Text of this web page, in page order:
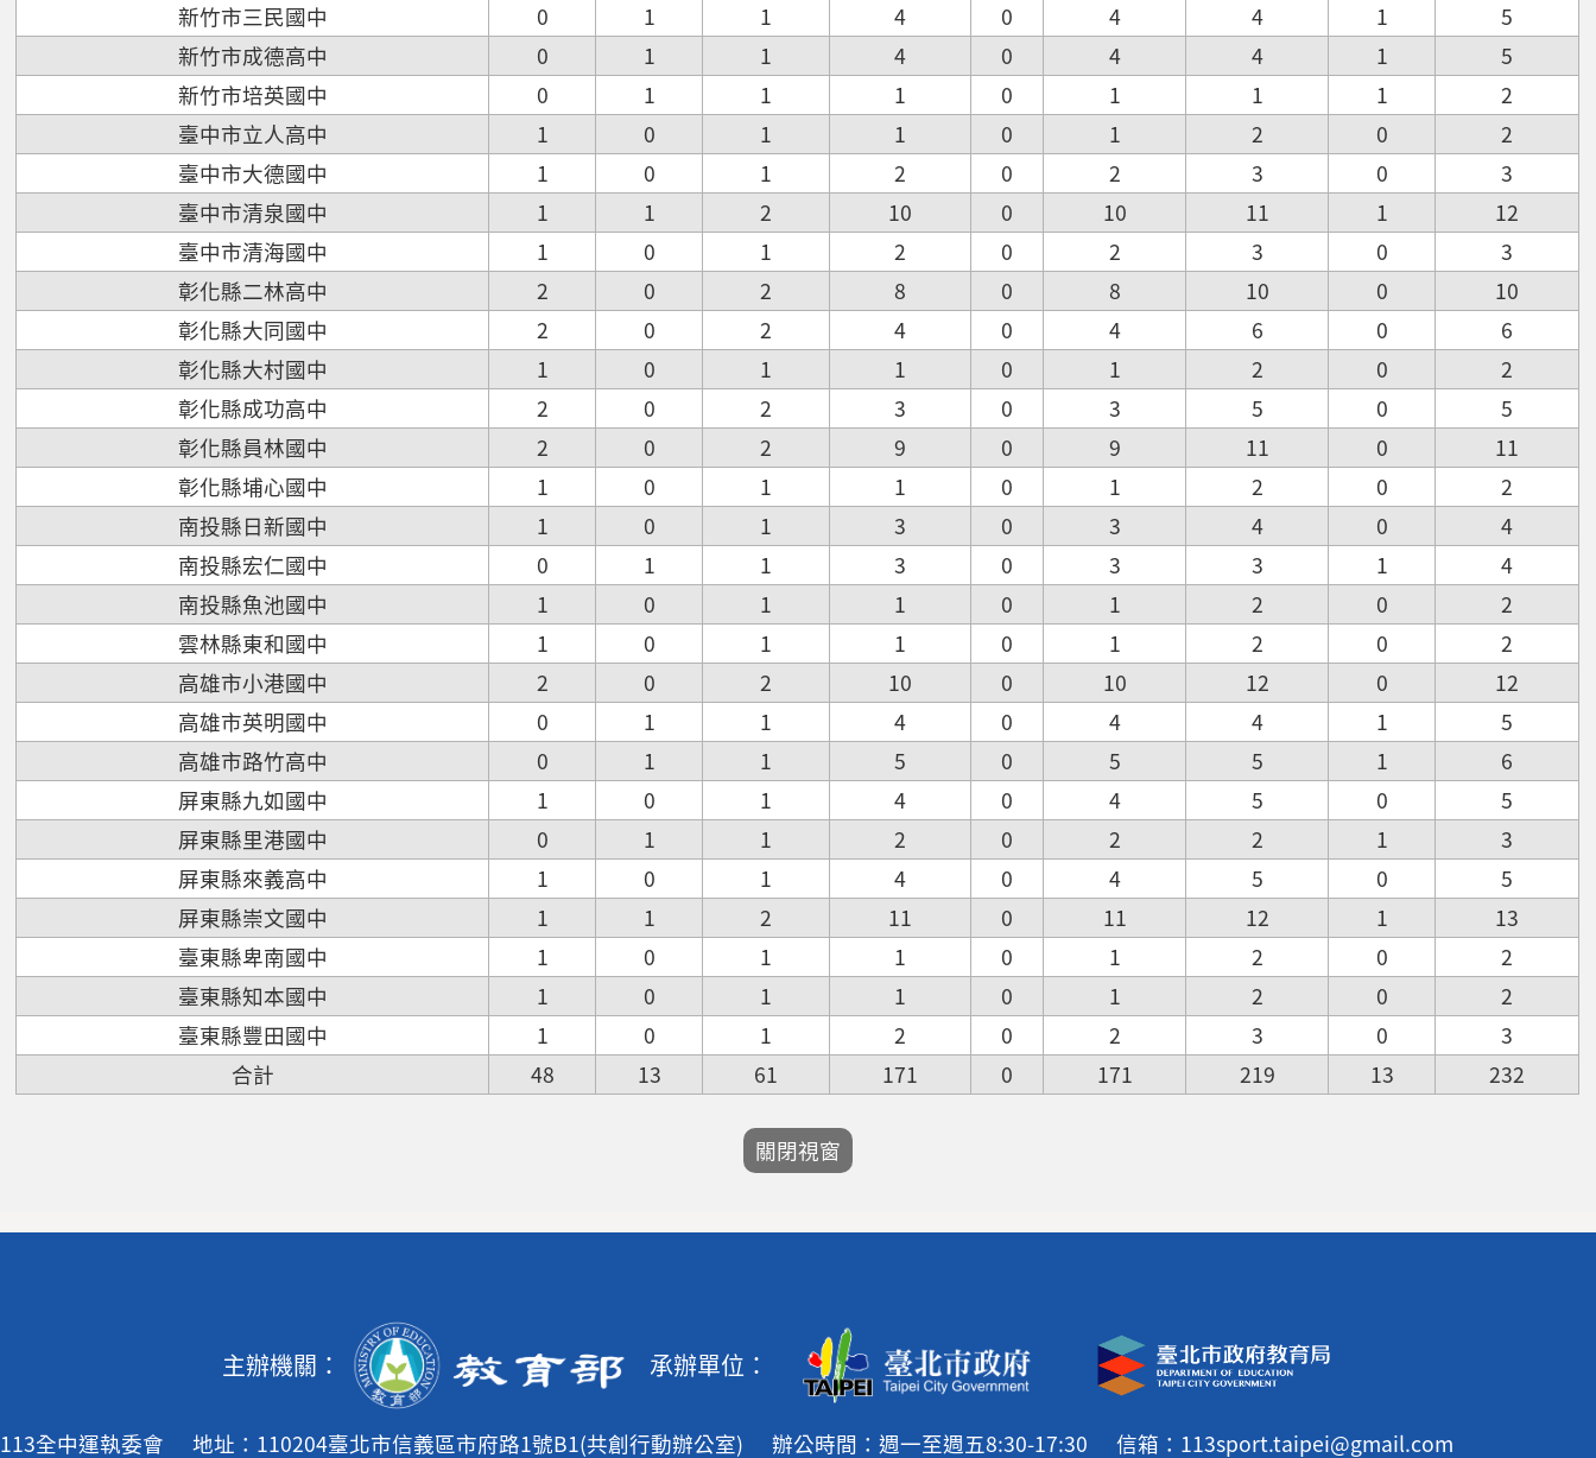
新竹市三民國中
0 1 1 4 0 4 4 1
5
新竹市成德高中
0 1 1 4 0 4 4 1
5
新竹市培英國中
0 1 1 1 0 1 1 1
2
臺中市立人高中
1 0 1 1 0 1 2 0
2
臺中市大德國中
1 0 1 2 0 2 3 0
3
臺中市清泉國中
1 1 2 10 0 10 11 1
12
臺中市清海國中
1 0 1 2 0 2 3 0
3
彰化縣二林高中
2 0 2 8 0 8 10 0
10
彰化縣大同國中
2 0 2 4 0 4 6 0
6
彰化縣大村國中
1 0 1 1 0 1 2 0
2
彰化縣成功高中
2 0 2 3 0 3 5 0
5
彰化縣員林國中
2 0 2 9 0 9 11 0
11
彰化縣埔心國中
1 0 1 1 0 1 2 0
2
南投縣日新國中
1 0 1 3 0 3 4 0
4
南投縣宏仁國中
0 1 1 3 0 3 3 1
4
南投縣魚池國中
1 0 1 1 0 1 2 0
2
雲林縣東和國中
1 0 1 1 0 1 2 0
2
高雄市小港國中
2 0 2 10 0 10 12 0
12
高雄市英明國中
0 1 1 4 0 4 4 1
5
高雄市路竹高中
0 1 1 5 0 5 5 1
6
屏東縣九如國中
1 0 1 4 0 4 5 0
5
屏東縣里港國中
0 1 1 2 0 2 2 1
3
屏東縣來義高中
1 0 1 4 0 4 5 0
5
屏東縣崇文國中
1 1 2 11 0 11 12 1
13
臺東縣卑南國中
1 0 1 1 0 1 2 0
2
臺東縣知本國中
1 0 1 1 0 1 2 0
2
臺東縣豐田國中
1 0 1 2 0 2 3 0
3
合計
48 13 61 171 0 171 219 13 232
主辦機關： 承辦單位：
113全中運執委會 地址：110204臺北市信義區市府路1號B1(共創行動辦公室) 辦公時間：週一至週五8:30-17:30 信箱：113sport.taipei@gmail.com